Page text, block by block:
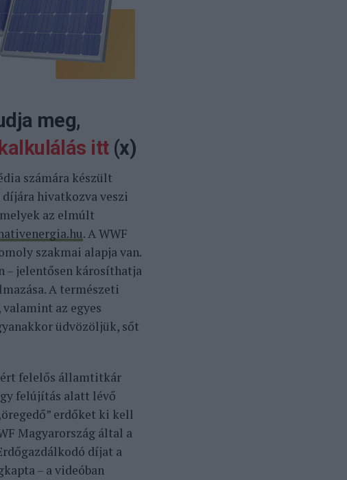
meg,
itt (x)
számára készült
hivatkozva veszi
az elmúlt
. A WWF
szakmai alapja van.
– jelentősen károsíthatja
A természeti
az egyes
üdvözöljük, sőt
felelős államtitkár
felújítás alatt lévő
erdőket ki kell
Magyarország által a
díjat a
– a videóban